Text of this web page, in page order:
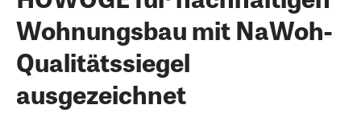
Wohnungsbau mit NaWoh-
Qualitätssiegel
ausgezeichnet